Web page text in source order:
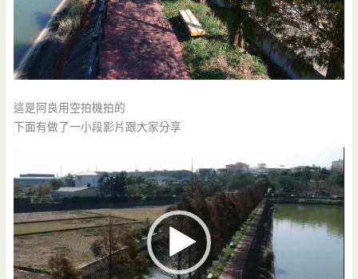
這是阿良用空拍機拍的
下面有做了一小段影片跟大家分享
訊
播
放
器